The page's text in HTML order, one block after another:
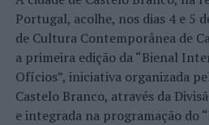
representação portuguesa de
realizado em território nacional.
Faria, Henrique Rocha,
Pereira e Tiago Torres
beneficiando, de igual modo, da
cards após as entradas diretas
Portugal, acolhe, nos dias 4 e 5
de Cultura Contemporânea de
a primeira edição da “Bienal
Ofícios”, iniciativa organizada
Castelo Branco, através da
e integrada na programação do